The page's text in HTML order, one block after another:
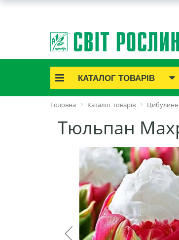
КАТАЛОГ ТОВАРІВ
Акційні товари
Cаджанці троянд
Цибуля та часник
Насіннєва картопля
Насіння і розсада
Саджанці декоративні
Засоби захисту рослин
Добрива
Для кімнатних рослин
Головна Каталог товарів
Тюльпан